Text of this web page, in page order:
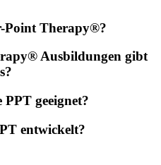
Point Therapy®?
Ausbildungen gibt
geeignet?
entwickelt?